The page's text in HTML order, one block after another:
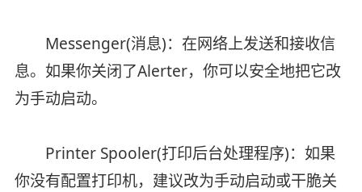
Messenger(消息)：在网络上发送和接收信
息。如果你关闭了Alerter，你可以安全地把它改
为手动启动。
Printer Spooler(打印后台处理程序)：如果
你没有配置打印机，建议改为手动启动或干脆关